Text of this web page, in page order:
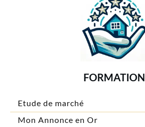
FORMATION
Etude de marché
Mon Annonce en Or